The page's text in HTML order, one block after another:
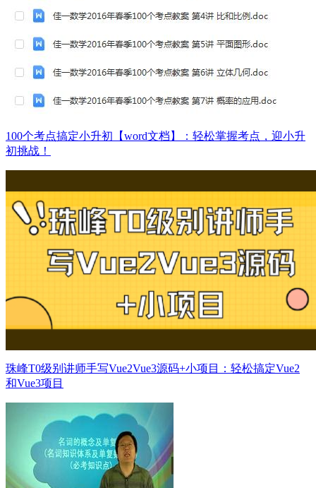
100个考点搞定小升初【word文档】：轻松掌握考点，迎小升
初挑战！
珠峰T0级别讲师手写Vue2Vue3源码+小项目：轻松搞定Vue2
和Vue3项目